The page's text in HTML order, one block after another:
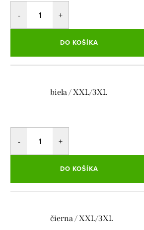
DO KOŠÍKA
biela / XXL/3XL
DO KOŠÍKA
čierna / XXL/3XL